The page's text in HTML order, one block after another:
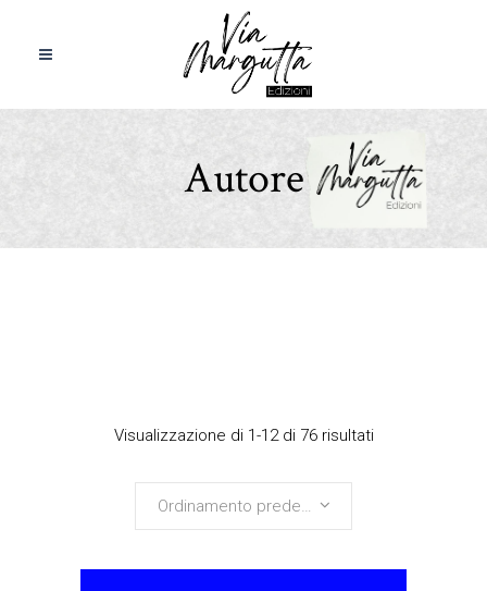
Autore
Visualizzazione di 1-12 di 76 risultati
Ordinamento predefinito